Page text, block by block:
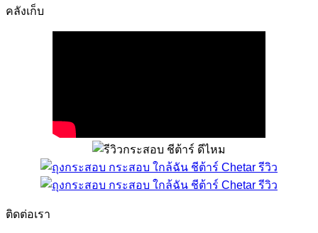
คลังเก็บ
ติดต่อเรา